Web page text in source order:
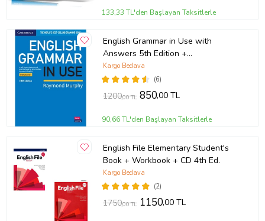
133,33 TL'den Başlayan Taksitlerle
English Grammar in Use with
Answers 5th Edition +
Downloadable Audios CD
(6)
Kargo Bedava
1200,00 TL 850,00 TL
90,66 TL'den Başlayan Taksitlerle
English File Elementary Student's
Book + Workbook + CD 4th Ed.
(2)
Kargo Bedava
1750,00 TL 1150,00 TL